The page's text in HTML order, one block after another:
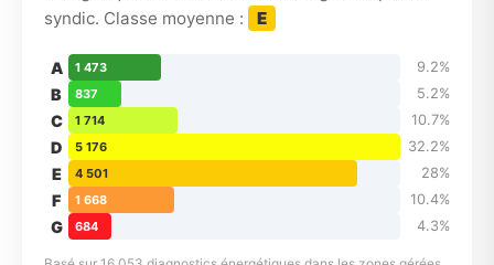
syndic. Classe moyenne :
E
A 1 473 9.2%
B 837 5.2%
C 1 714 10.7%
D 5 176 32.2%
E 4 501 28%
F 1 668 10.4%
G 684 4.3%